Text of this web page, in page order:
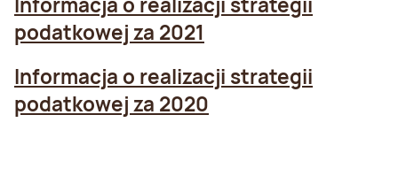
podatkowej za 2021
Informacja o realizacji strategii
podatkowej za 2020